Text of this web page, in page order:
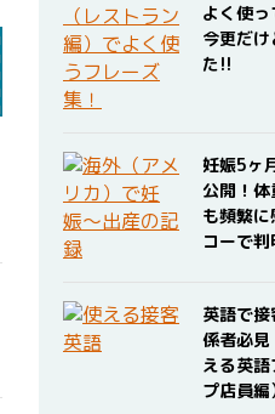
よく使っ
今更だ
た!!
妊娠5ヶ
公開！
も頻繁
コーで判
英語で
係者必
える英
プ店員編